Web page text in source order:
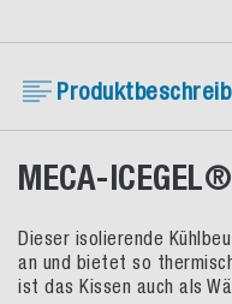
MECA-
Dieser isolierende
an und bietet so
ist das Kissen auch als